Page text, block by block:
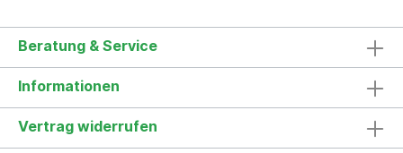
Beratung & Service
Informationen
Vertrag widerrufen